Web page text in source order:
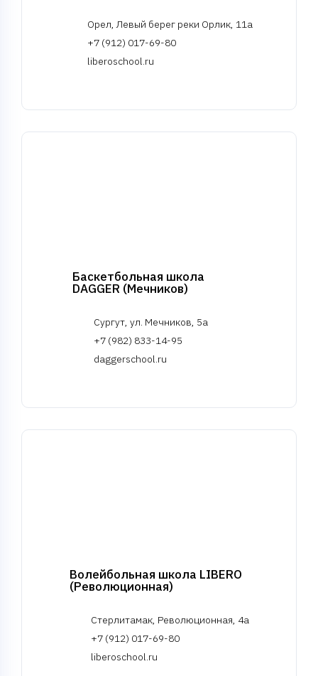
Орел, Левый берег реки Орлик, 11а
+7 (912) 017-69-80
liberoschool.ru
Баскетбольная школа
DAGGER (Мечников)
Сургут, ул. Мечников, 5а
+7 (982) 833-14-95
daggerschool.ru
Волейбольная школа LIBERO
(Революционная)
Стерлитамак, Революционная, 4а
+7 (912) 017-69-80
liberoschool.ru